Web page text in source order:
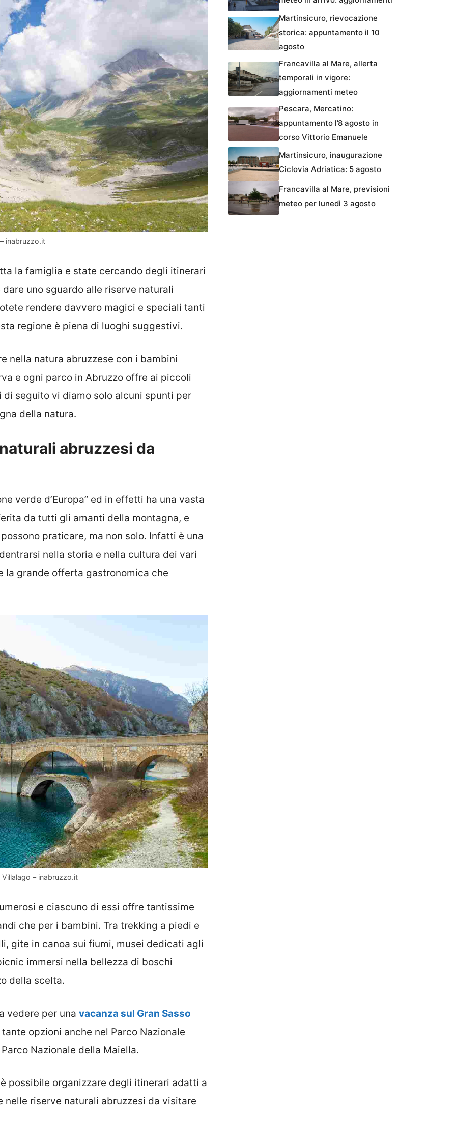
inabruzzo.it
la famiglia e state cercando degli itinerari
uno sguardo alle riserve naturali
rendere davvero magici e speciali tanti
regione è piena di luoghi suggestivi.
nella natura abruzzese con i bambini
e ogni parco in Abruzzo offre ai piccoli
seguito vi diamo solo alcuni spunti per
della natura.
abruzzesi da
verde d’Europa” ed in effetti ha una vasta
da tutti gli amanti della montagna, e
praticare, ma non solo. Infatti è una
nella storia e nella cultura dei vari
la grande offerta gastronomica che
– inabruzzo.it
e ciascuno di essi offre tantissime
che per i bambini. Tra trekking a piedi e
gite in canoa sui fiumi, musei dedicati agli
immersi nella bellezza di boschi
della scelta.
vedere per una vacanza sul Gran Sasso
opzioni anche nel Parco Nazionale
Nazionale della Maiella.
possibile organizzare degli itinerari adatti a
riserve naturali abruzzesi da visitare
Martinsicuro, rievocazione
storica: appuntamento il 10
agosto
Francavilla al Mare, allerta
temporali in vigore:
aggiornamenti meteo
Pescara, Mercatino:
appuntamento l’8 agosto in
corso Vittorio Emanuele
Martinsicuro, inaugurazione
Ciclovia Adriatica: 5 agosto
Francavilla al Mare, previsioni
meteo per lunedì 3 agosto